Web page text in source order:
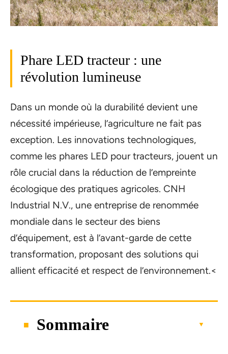
Phare LED tracteur : une
révolution lumineuse
Dans un monde où la durabilité devient une
nécessité impérieuse, l’agriculture ne fait pas
exception. Les innovations technologiques,
comme les phares LED pour tracteurs, jouent un
rôle crucial dans la réduction de l’empreinte
écologique des pratiques agricoles. CNH
Industrial N.V., une entreprise de renommée
mondiale dans le secteur des biens
d’équipement, est à l’avant-garde de cette
transformation, proposant des solutions qui
allient efficacité et respect de l’environnement.<
Sommaire